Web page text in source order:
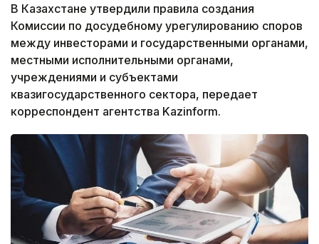
В Казахстане утвердили правила создания
Комиссии по досудебному урегулированию споров
между инвесторами и государственными органами,
местными исполнительными органами,
учреждениями и субъектами
квазигосударственного сектора, передает
корреспондент агентства Kazinform.